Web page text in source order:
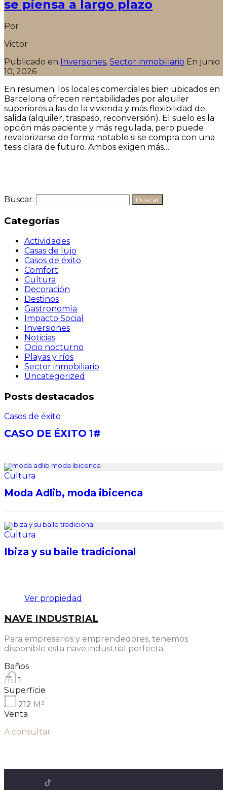
se piensa a largo plazo
Por
Victor
Publicado en Inversiones, Sector inmobiliario En junio
10, 2026
En resumen: los locales comerciales bien ubicados en
Barcelona ofrecen rentabilidades por alquiler
superiores a las de la vivienda y más flexibilidad de
salida (alquiler, traspaso, reconversión). El suelo es la
opción más paciente y más regulada, pero puede
revalorizarse de forma notable si se compra con una
tesis clara de futuro. Ambos exigen más…
Buscar:
Categorías
Actividades
Casas de lujo
Casos de éxito
Comfort
Cultura
Decoración
Destinos
Gastronomía
Impacto Social
Inversiones
Noticias
Ocio nocturno
Playas y ríos
Sector inmobiliario
Uncategorized
Posts destacados
Casos de éxito
CASO DE ÉXITO 1#
Cultura
Moda Adlib, moda ibicenca
Cultura
Ibiza y su baile tradicional
Ver propiedad
NAVE INDUSTRIAL
Para empresarios y emprendedores, tenemos
disponible esta nave industrial perfecta…
Baños
1
Superficie
212 M²
Venta
A consultar